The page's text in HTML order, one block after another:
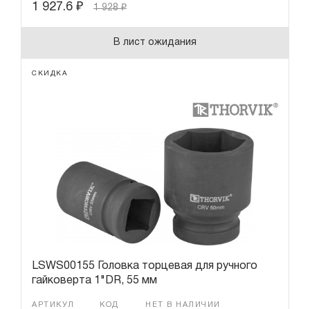
1 927.6 ₽ 1 928₽
В лист ожидания
СКИДКА
LSWS00155 Головка торцевая для ручного
гайковерта 1"DR, 55 мм
АРТИКУЛ КОД НЕТ В НАЛИЧИИ